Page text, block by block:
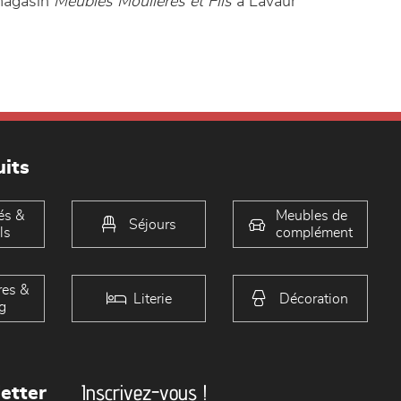
&
Séjours
Meubles de
complément
&
Literie Décoration
Inscrivez-vous !